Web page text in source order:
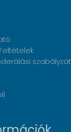
szabályzat